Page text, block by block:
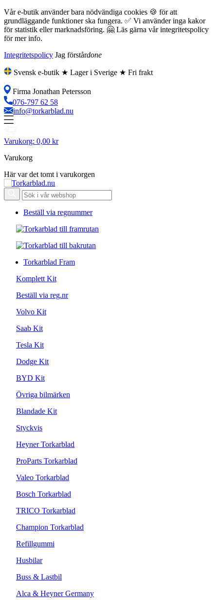
Vår e-butik använder bara nödvändiga cookies 🍪 för att
grundläggande funktioner ska fungera. ✅ Vi använder inga kakor
för statistik eller marknadsföring. 🤗 Läs gärna vår integritetspolicy
för mer info.
Integritetspolicy Jag förstårdone
Svensk e-butik ★ Lager i Sverige ★ Fri frakt
Firma Jonathan Petersson
076-797 62 58
info@torkarblad.nu
Varukorg: 0,00 kr
Varukorg
Här var det tomt i varukorgen
Beställ via regnummer
Torkarblad Fram
Komplett Kit
Beställ via reg.nr
Volvo Kit
Saab Kit
Tesla Kit
Dodge Kit
BYD Kit
Övriga bilmärken
Blandade Kit
Styckvis
Heyner Torkarblad
ProParts Torkarblad
Valeo Torkarblad
Bosch Torkarblad
TRICO Torkarblad
Champion Torkarblad
Refillgummi
Husbilar
Buss & Lastbil
Alca & Heyner Germany